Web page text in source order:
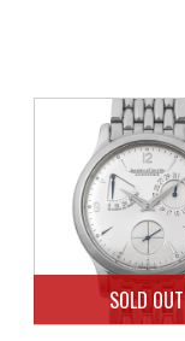
SOLD OUT